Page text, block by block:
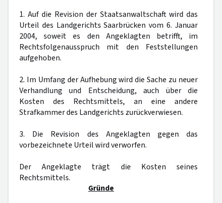
1. Auf die Revision der Staatsanwaltschaft wird das
Urteil des Landgerichts Saarbrücken vom 6. Januar
2004, soweit es den Angeklagten betrifft, im
Rechtsfolgenausspruch mit den Feststellungen
aufgehoben.
2. Im Umfang der Aufhebung wird die Sache zu neuer
Verhandlung und Entscheidung, auch über die
Kosten des Rechtsmittels, an eine andere
Strafkammer des Landgerichts zurückverwiesen.
3. Die Revision des Angeklagten gegen das
vorbezeichnete Urteil wird verworfen.
Der Angeklagte trägt die Kosten seines
Rechtsmittels.
Gründe